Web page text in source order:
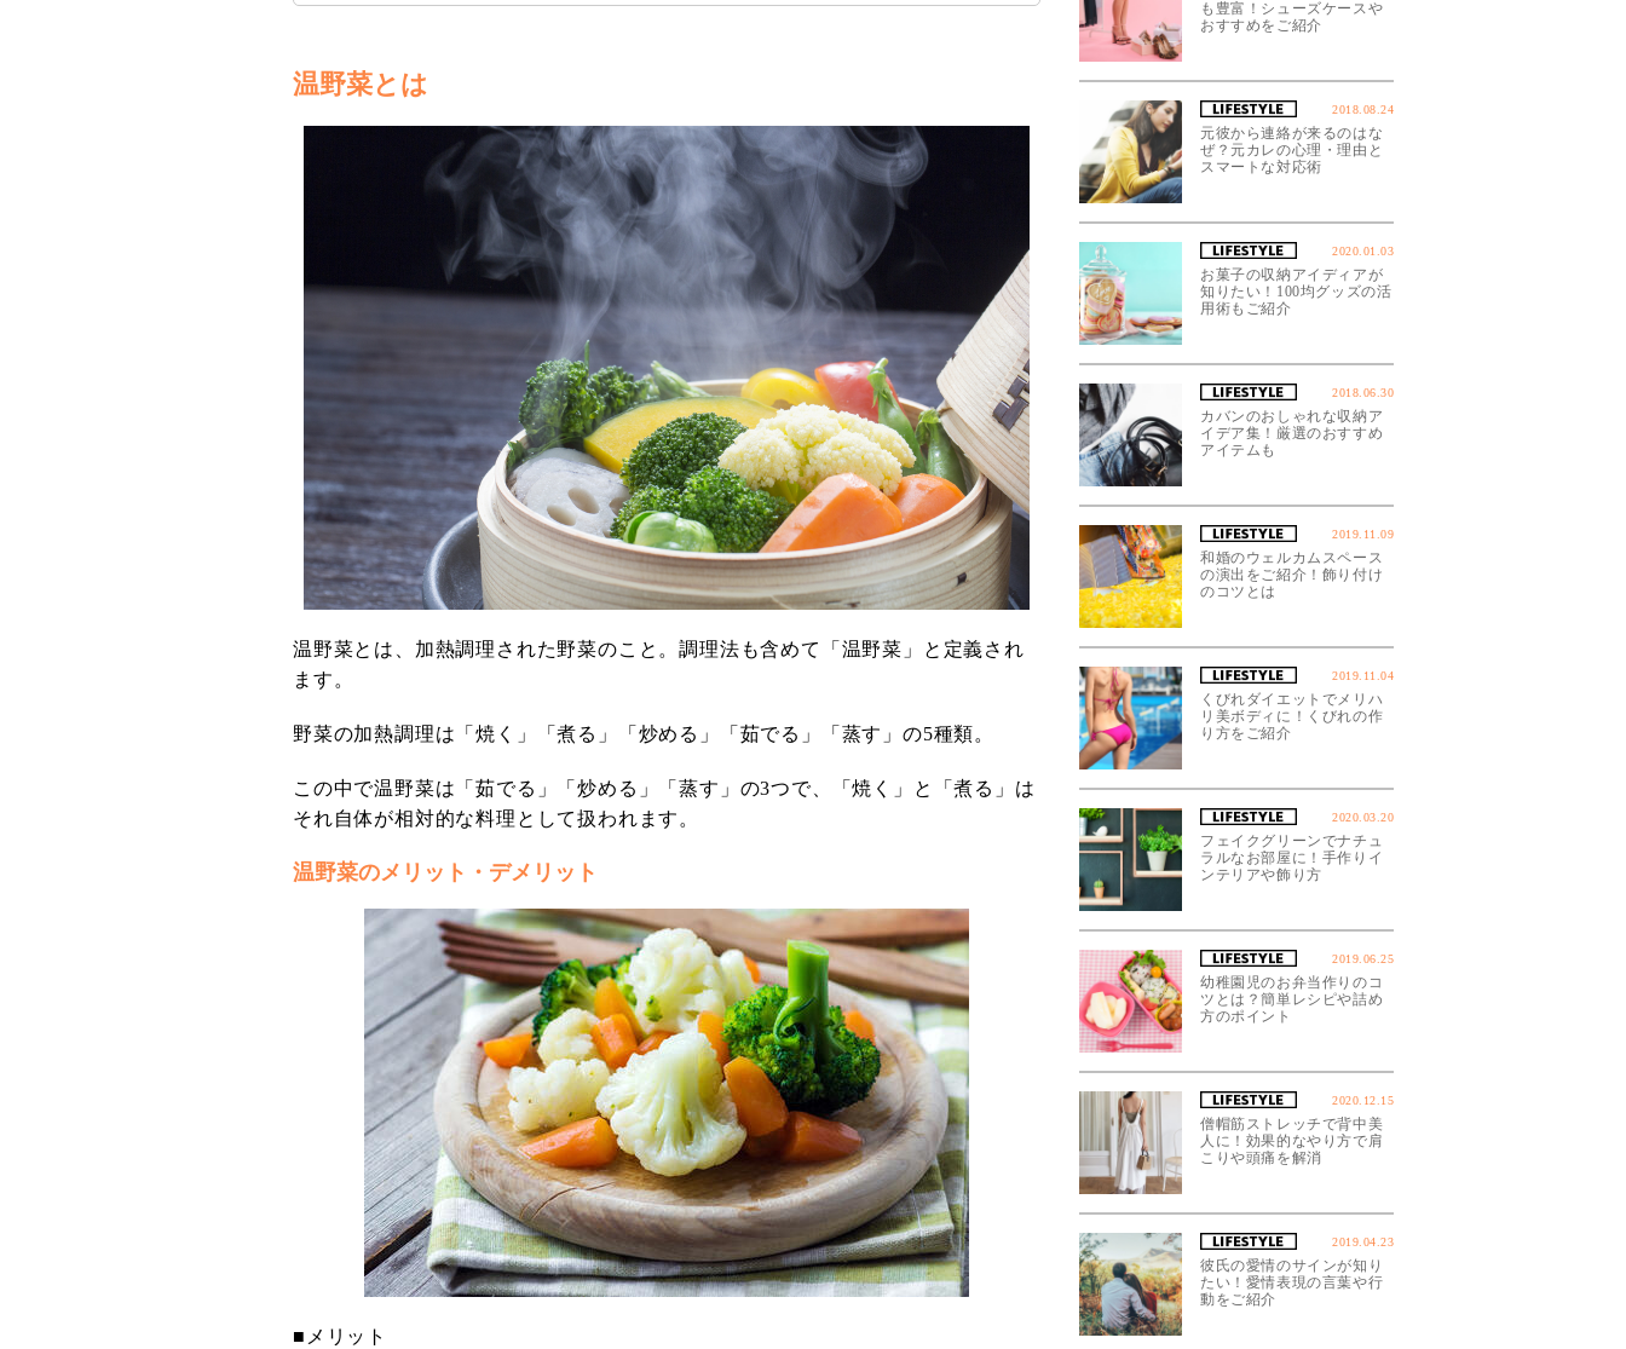
温野菜とは
温野菜とは、加熱調理された野菜のこと。調理法も含めて「温野菜」と定義され
ます。
野菜の加熱調理は「焼く」「煮る」「炒める」「茹でる」「蒸す」の5種類。
この中で温野菜は「茹でる」「炒める」「蒸す」の3つで、「焼く」と「煮る」は
それ自体が相対的な料理として扱われます。
温野菜のメリット・デメリット
■メリット
も豊富！シューズケースや
おすすめをご紹介
2018.08.24
元彼から連絡が来るのはな
ぜ？元カレの心理・理由と
スマートな対応術
2020.01.03
お菓子の収納アイディアが
知りたい！100均グッズの活
用術もご紹介
2018.06.30
カバンのおしゃれな収納ア
イデア集！厳選のおすすめ
アイテムも
2019.11.09
和婚のウェルカムスペース
の演出をご紹介！飾り付け
のコツとは
2019.11.04
くびれダイエットでメリハ
リ美ボディに！くびれの作
り方をご紹介
2020.03.20
フェイクグリーンでナチュ
ラルなお部屋に！手作りイ
ンテリアや飾り方
2019.06.25
幼稚園児のお弁当作りのコ
ツとは？簡単レシピや詰め
方のポイント
2020.12.15
僧帽筋ストレッチで背中美
人に！効果的なやり方で肩
こりや頭痛を解消
2019.04.23
彼氏の愛情のサインが知り
たい！愛情表現の言葉や行
動をご紹介